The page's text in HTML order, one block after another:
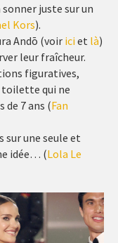
juste sur un
Kors).
Andō (voir ici et là)
leur fraîcheur.
figuratives,
toilette qui ne
de 7 ans (Fan
sur une seule et
idée… (Lola Le